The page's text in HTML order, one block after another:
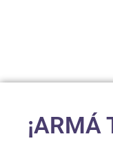
¡ARMÁ